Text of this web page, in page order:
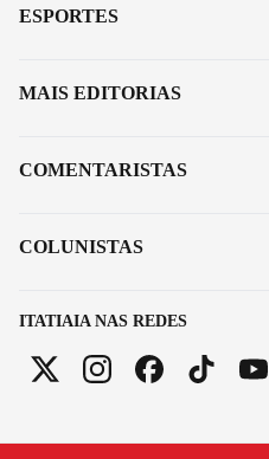
ITATIAIA NAS REDES
ESPORTES
MAIS EDITORIAS
COMENTARISTAS
COLUNISTAS